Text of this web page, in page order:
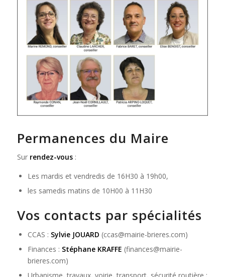
Permanences du Maire
Surrendez-vous:
Les mardis et vendredis de 16H30 à 19h00,
les samedis matins de 10H00 à 11H30
Vos contacts par spécialités
CCAS : Sylvie JOUARD (ccas@mairie-brieres.com)
Finances : Stéphane KRAFFE (finances@mairie-
brieres.com)